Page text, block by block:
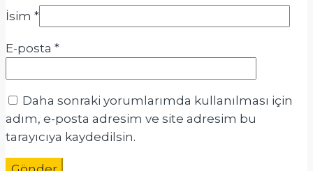
İsim *
E-posta *
Daha sonraki yorumlarımda kullanılması için
adım, e-posta adresim ve site adresim bu
tarayıcıya kaydedilsin.